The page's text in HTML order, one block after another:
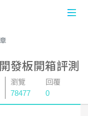
發板開箱評測
瀏覽
78477
回覆
0